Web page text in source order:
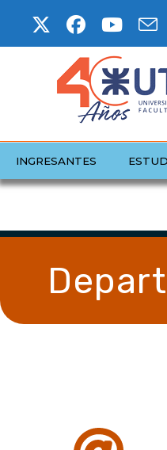
INGRESANTES